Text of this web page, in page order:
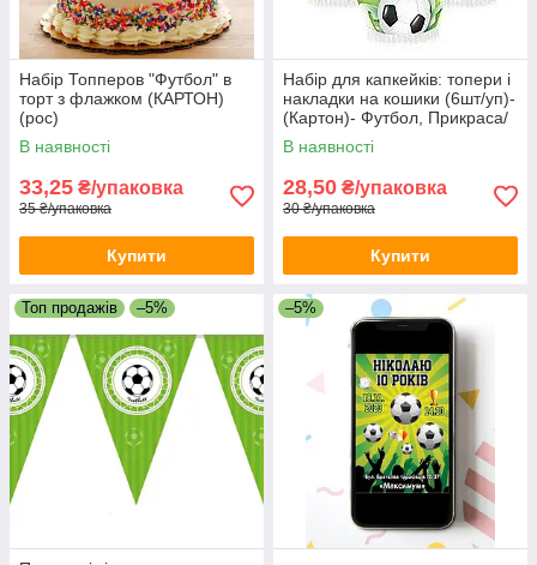
Набір Топперов "Футбол" в
торт з флажком (КАРТОН)
(рос)
В наявності
33,25 ₴/упаковка
35 ₴/упаковка
Купити
Набір для капкейків: топери і
накладки на кошики (6шт/уп)-
(Картон)- Футбол, Прикраса/
кенді-бар, Зелений
В наявності
28,50 ₴/упаковка
30 ₴/упаковка
Купити
Топ продажів –5% –5%